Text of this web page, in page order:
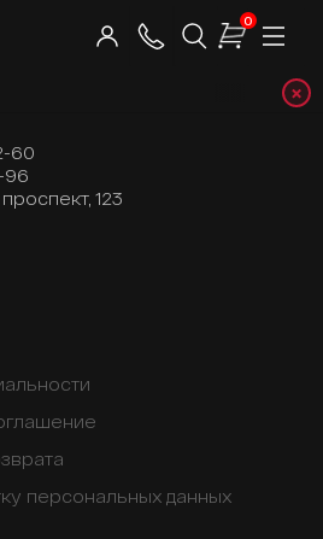
0
×
60
96
123
персональных данных